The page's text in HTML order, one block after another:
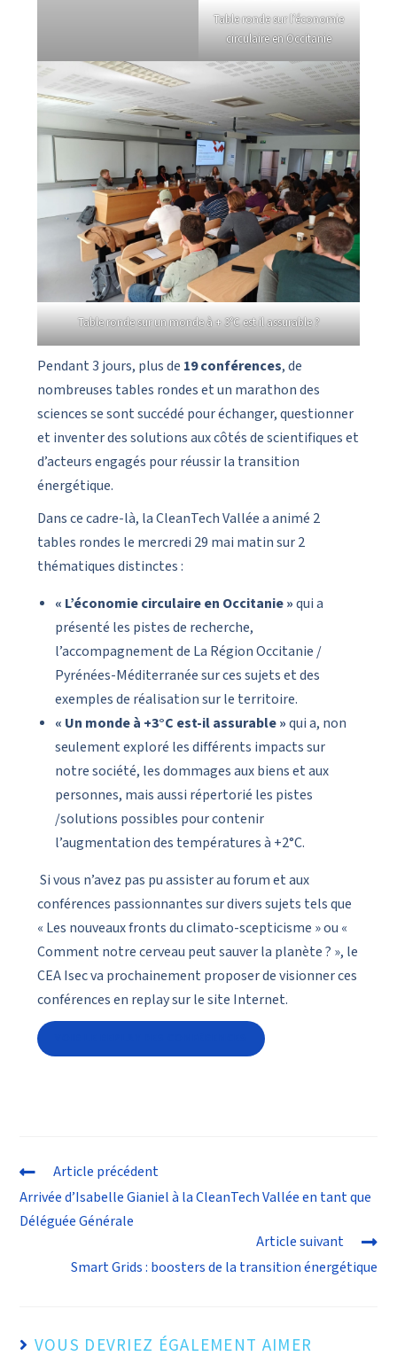
Table ronde sur l’économie
circulaire en Occitanie
Table ronde sur un monde à + 3°C est il assurable ?
Pendant 3 jours, plus de 19 conférences, de
nombreuses tables rondes et un marathon des
sciences se sont succédé pour échanger, questionner
et inventer des solutions aux côtés de scientifiques et
d’acteurs engagés pour réussir la transition
énergétique.
Dans ce cadre-là, la CleanTech Vallée a animé 2
tables rondes le mercredi 29 mai matin sur 2
thématiques distinctes :
« L’économie circulaire en Occitanie »qui a
présenté les pistes de recherche,
l’accompagnement de La Région Occitanie /
Pyrénées-Méditerranée sur ces sujets et des
exemples de réalisation sur le territoire.
« Un monde à +3°C est-il assurable »qui a, non
seulement exploré les différents impacts sur
notre société, les dommages aux biens et aux
personnes, mais aussi répertorié les pistes
/solutions possibles pour contenir
l’augmentation des températures à +2°C.
Si vous n’avez pas pu assister au forum et aux
conférences passionnantes sur divers sujets tels que
« Les nouveaux fronts du climato-scepticisme » ou «
Comment notre cerveau peut sauver la planète ? », le
CEA Isec va prochainement proposer de visionner ces
conférences en replay sur le site Internet.
Article précédent
Arrivée d’Isabelle Gianiel à la CleanTech Vallée en tant que
Déléguée Générale
Article suivant
Smart Grids : boosters de la transition énergétique
VOUS DEVRIEZ ÉGALEMENT AIMER